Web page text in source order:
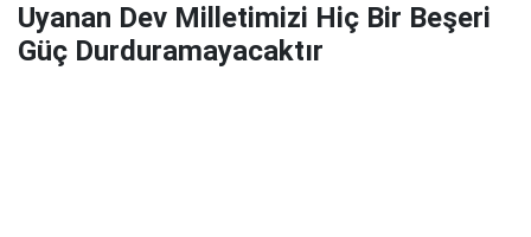
Uyanan Dev Milletimizi Hiç Bir Beşeri
Güç Durduramayacaktır